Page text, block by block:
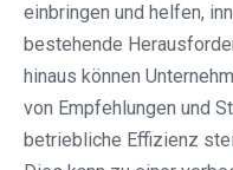
einbringen und helfen,
bestehende
hinaus können
von Empfehlungen und
betriebliche Effizienz